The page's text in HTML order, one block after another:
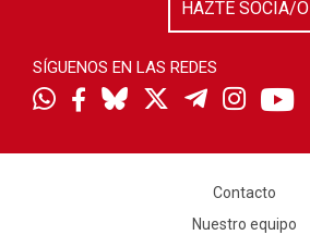
HAZTE SOCIA/O
SÍGUENOS EN LAS REDES
Contacto
Nuestro equipo